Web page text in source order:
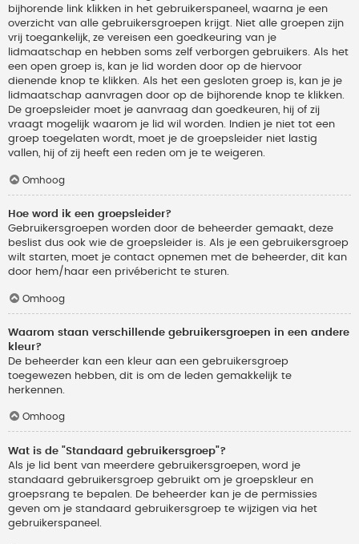
bijhorende link klikken in het gebruikerspaneel, waarna je een
overzicht van alle gebruikersgroepen krijgt. Niet alle groepen zijn
vrij toegankelijk, ze vereisen een goedkeuring van je
lidmaatschap en hebben soms zelf verborgen gebruikers. Als het
een open groep is, kan je lid worden door op de hiervoor
dienende knop te klikken. Als het een gesloten groep is, kan je je
lidmaatschap aanvragen door op de bijhorende knop te klikken.
De groepsleider moet je aanvraag dan goedkeuren, hij of zij
vraagt mogelijk waarom je lid wil worden. Indien je niet tot een
groep toegelaten wordt, moet je de groepsleider niet lastig
vallen, hij of zij heeft een reden om je te weigeren.
Omhoog
Hoe word ik een groepsleider?
Gebruikersgroepen worden door de beheerder gemaakt, deze
beslist dus ook wie de groepsleider is. Als je een gebruikersgroep
wilt starten, moet je contact opnemen met de beheerder, dit kan
door hem/haar een privébericht te sturen.
Omhoog
Waarom staan verschillende gebruikersgroepen in een andere
kleur?
De beheerder kan een kleur aan een gebruikersgroep
toegewezen hebben, dit is om de leden gemakkelijk te
herkennen.
Omhoog
Wat is de "Standaard gebruikersgroep"?
Als je lid bent van meerdere gebruikersgroepen, word je
standaard gebruikersgroep gebruikt om je groepskleur en
groepsrang te bepalen. De beheerder kan je de permissies
geven om je standaard gebruikersgroep te wijzigen via het
gebruikerspaneel.